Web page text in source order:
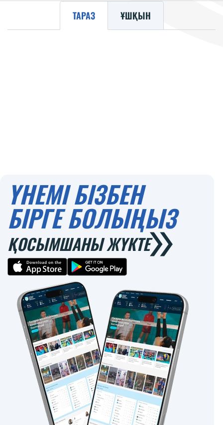
ТАРАЗ ҰШҚЫН
ҮНЕМІ БІЗБЕН
БІРГЕ БОЛЫҢЫЗ
ҚОСЫМШАНЫ ЖҮКТЕ